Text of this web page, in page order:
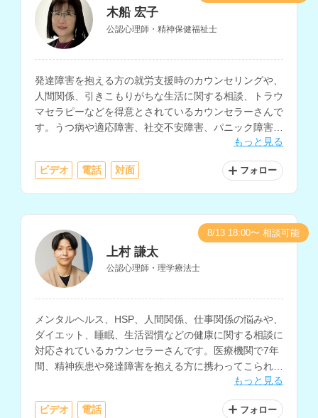
木船 宏子
公認心理師・精神保健福祉士
発達障害を抱える方の就労支援時のカウンセリングや、
人間関係、引きこもりがちな生活に関する相談、トラウ
マセラピーなどを得意とされているカウンセラーさんで
す。うつ病や適応障害、社交不安障害、パニック障害、
PTSD、生きづらさなどを抱える方の相談にも対応され
もっと見る
ビデオ 電話 対面 フォロー
上村 謙太
公認心理師・理学療法士
メンタルヘルス、HSP、人間関係、仕事関係の悩みや、
ダイエット、睡眠、生活習慣などの健康に関する相談に
対応されているカウンセラーさんです。医療機関で7年
間、精神疾患や発達障害を抱える方に携わってこられた
もっと見る
ビデオ 電話 フォロー
8/13 18:00〜 相談可能